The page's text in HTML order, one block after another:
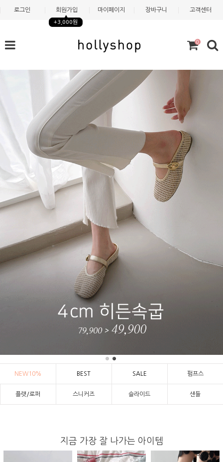
로그인 회원가입
+3,000원
마이페이지 장바구니 고객센터
0
NEW10% BEST SALE 펌프스
플랫/로퍼 스니커즈 슬라이드 샌들
지금 가장 잘 나가는 아이템